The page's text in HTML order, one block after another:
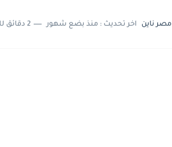
مصر ناين اخر تحديث : منذ بضع شهور 2 دقائق للقراءة